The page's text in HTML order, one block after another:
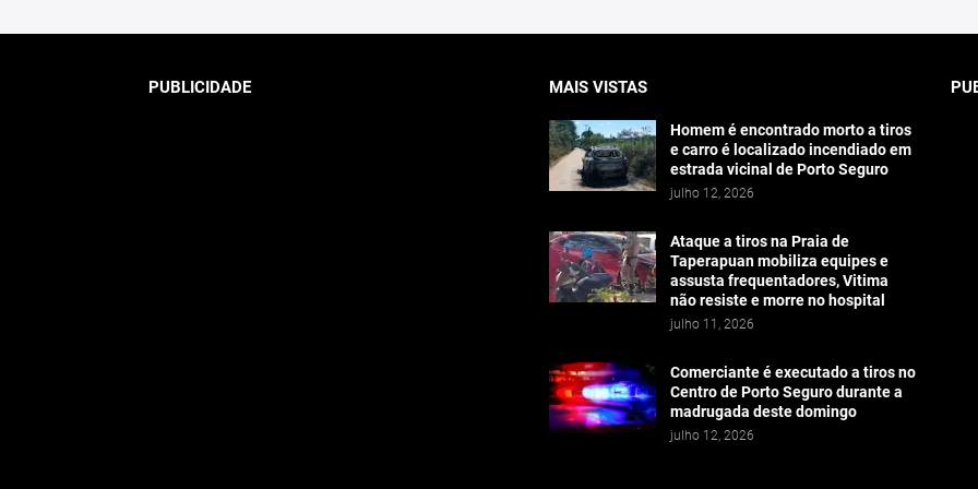
PUBLICIDADE MAIS VISTAS
Homem é encontrado morto a tiros
e carro é localizado incendiado em
estrada vicinal de Porto Seguro
julho 12, 2026
Ataque a tiros na Praia de
Taperapuan mobiliza equipes e
assusta frequentadores, Vitima
não resiste e morre no hospital
julho 11, 2026
Comerciante é executado a tiros no
Centro de Porto Seguro durante a
madrugada deste domingo
julho 12, 2026